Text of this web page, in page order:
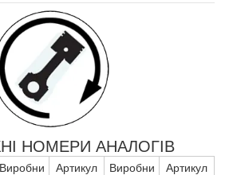
НОМЕРИ АНАЛОГІВ
Виробни
Артикул
Виробни
Артикул